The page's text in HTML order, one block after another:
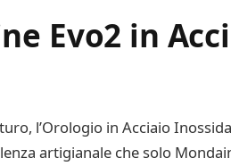
Evo2 in
l’Orologio in Acciaio
artigianale che solo